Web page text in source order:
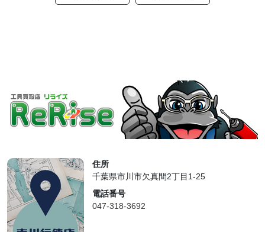
住所
千葉県市川市欠真間2丁目1-25
電話番号
047-318-3692